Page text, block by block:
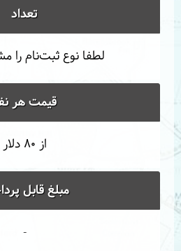
تعداد
لطفا نوع ثبت‌نام
قیمت هر
از 80 دلار
مبلغ قابل
-